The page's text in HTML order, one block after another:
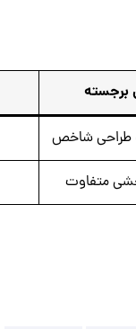
برجسته
و طراحی شاخص
متفاوت